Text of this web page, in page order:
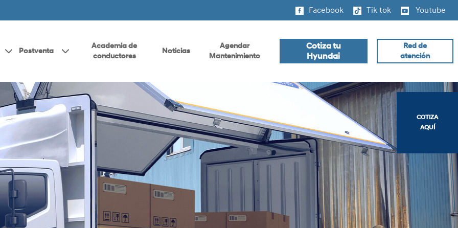
Facebook Tik tok Youtube
Postventa
Academia de
conductores
Noticias
Agendar
Mantenimiento
Cotiza tu
Hyundai
Red de
atención
COTIZA
AQUÍ